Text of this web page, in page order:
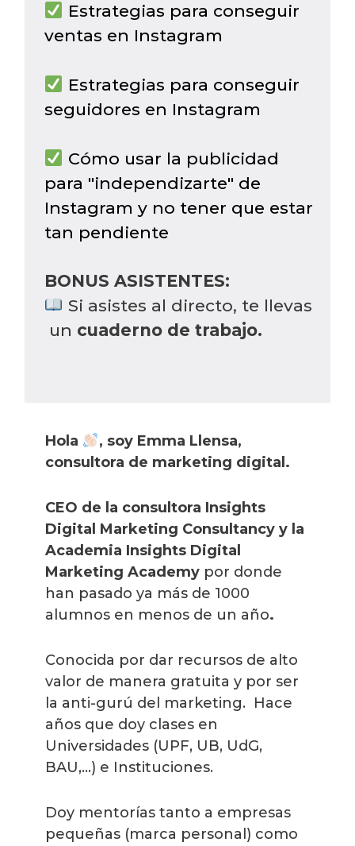
Estrategias para conseguir
ventas en Instagram
Estrategias para conseguir
seguidores en Instagram
Cómo usar la publicidad
para "independizarte" de
Instagram y no tener que estar
tan pendiente
BONUS ASISTENTES:
Si asistes al directo, te llevas
un cuaderno de trabajo.
Hola
, soy Emma Llensa,
consultora de marketing digital.
CEO de la consultora Insights
Digital Marketing Consultancy y la
Academia Insights Digital
Marketing Academy por donde
han pasado ya más de 1000
alumnos en menos de un año.
Conocida por dar recursos de alto
valor de manera gratuita y por ser
la anti-gurú del marketing. Hace
años que doy clases en
Universidades (UPF, UB, UdG,
BAU,...) e Instituciones.
Doy mentorías tanto a empresas
pequeñas (marca personal) como